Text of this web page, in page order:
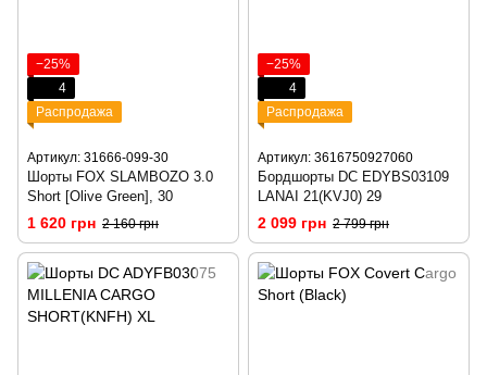
−25%
4
Распродажа
Артикул: 31666-099-30
Шорты FOX SLAMBOZO 3.0
Short [Olive Green], 30
1 620 грн 2 160 грн
−25%
4
Распродажа
Артикул: 3616750927060
Бордшорты DC EDYBS03109
LANAI 21(KVJ0) 29
2 099 грн 2 799 грн